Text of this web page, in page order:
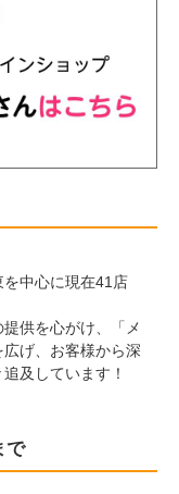
を中心に現在41店
供を心がけ、「メ
げ、お客様から深
及しています！
で